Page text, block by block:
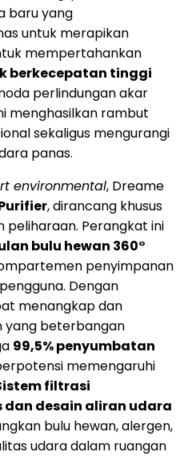
baru yang
untuk merapikan
mempertahankan
berkecepatan tinggi
perlindungan akar
menghasilkan rambut
sekaligus mengurangi
panas.
environmental, Dreame
, dirancang khusus
peliharaan. Perangkat ini
bulu hewan 360°
penyimpanan
Dengan
menangkap dan
yang beterbangan
99,5% penyumbatan
memengaruhi
filtrasi
desain aliran udara
bulu hewan, alergen,
udara dalam ruangan